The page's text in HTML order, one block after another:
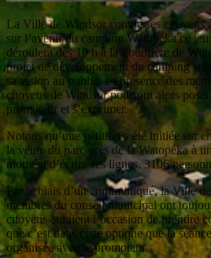
La Ville de Windsor convie ses citoyens
sur l’avenir du camping Watopéka ce
déroulera dès 19 h à la Poudrière de
projet de développement du camping
sa vision au public, en présence des
citoyens de Windsor pourront alors
promoteur et s’exprimer.
Notons qu’une pétition a été initiée sur
la vente du parc près de la Watopéka à
moment d’écrire ses lignes, 3106
Par le biais d’un communiqué, la Ville
membres du conseil municipal ont
citoyens auraient l’occasion de prendre
que c’est dans cette optique que la
organisée avec le promoteur.